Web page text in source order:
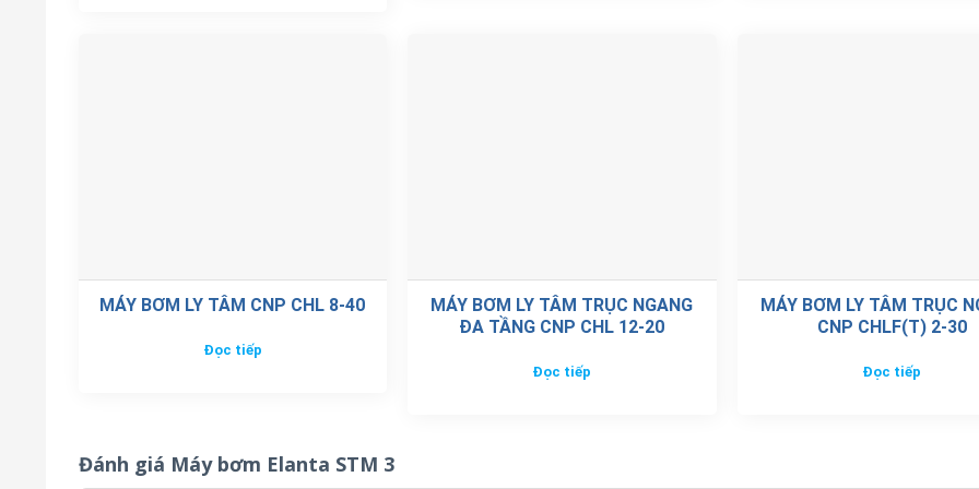
MÁY BƠM LY TÂM CNP CHL 8-40
Đọc tiếp
MÁY BƠM LY TÂM TRỤC NGANG
ĐA TẦNG CNP CHL 12-20
Đọc tiếp
MÁY BƠM LY TÂM TRỤC
CNP CHLF(T) 2-30
Đọc tiếp
Đánh giá Máy bơm Elanta STM 3